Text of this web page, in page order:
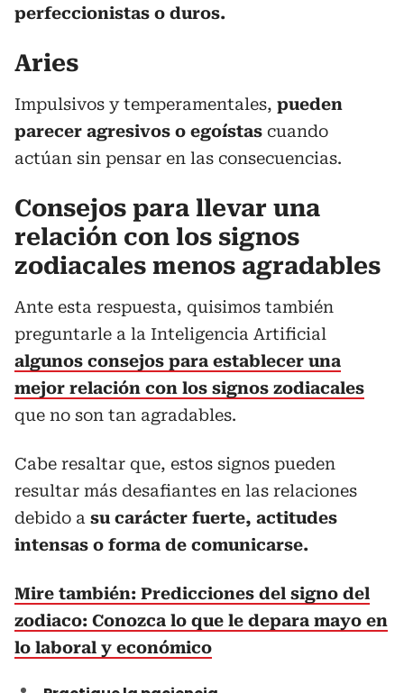
perfeccionistas o duros.
Aries
Impulsivos y temperamentales, pueden
parecer agresivos o egoístas cuando
actúan sin pensar en las consecuencias.
Consejos para llevar una
relación con los signos
zodiacales menos agradables
Ante esta respuesta, quisimos también
preguntarle a la Inteligencia Artificial
algunos consejos para establecer una
mejor relación con los signos zodiacales
que no son tan agradables.
Cabe resaltar que, estos signos pueden
resultar más desafiantes en las relaciones
debido a su carácter fuerte, actitudes
intensas o forma de comunicarse.
Mire también: Predicciones del signo del
zodiaco: Conozca lo que le depara mayo en
lo laboral y económico